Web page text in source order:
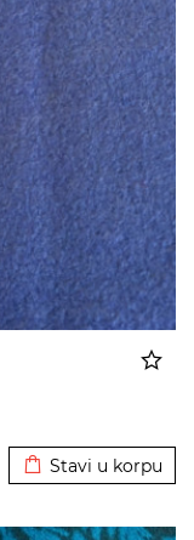
Stavi u korpu